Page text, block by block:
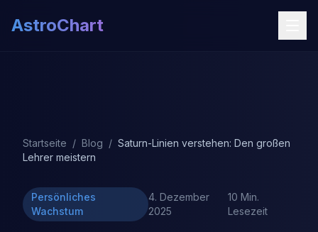
AstroChart
Startseite / Blog / Saturn-Linien verstehen: Den großen
Lehrer meistern
Persönliches
Wachstum
4. Dezember
2025
10 Min.
Lesezeit